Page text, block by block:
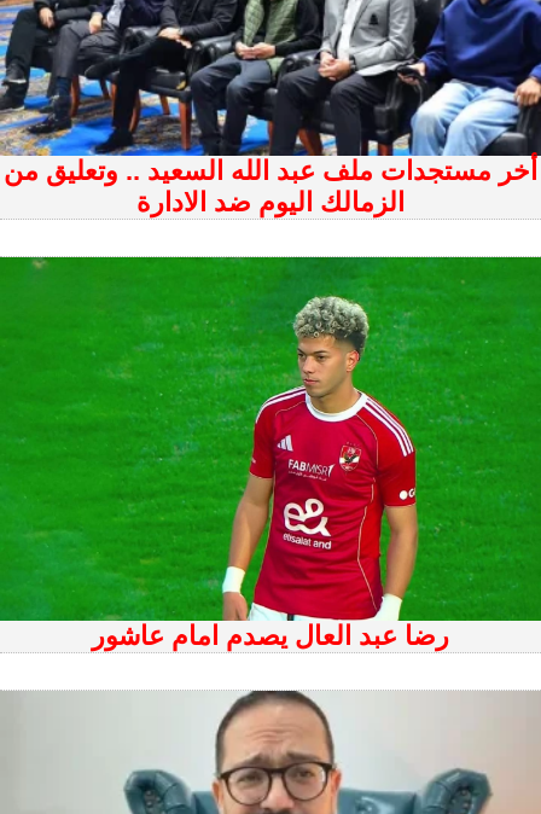
أخر مستجدات ملف عبد الله السعيد .. وتعليق من
الزمالك اليوم ضد الادارة
رضا عبد العال يصدم امام عاشور